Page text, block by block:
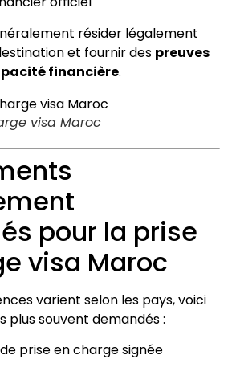
résider légalement
et fournir des preuves
financière.
visa Maroc
pour la prise
visa Maroc
varient selon les pays, voici
plus souvent demandés :
prise en charge signée